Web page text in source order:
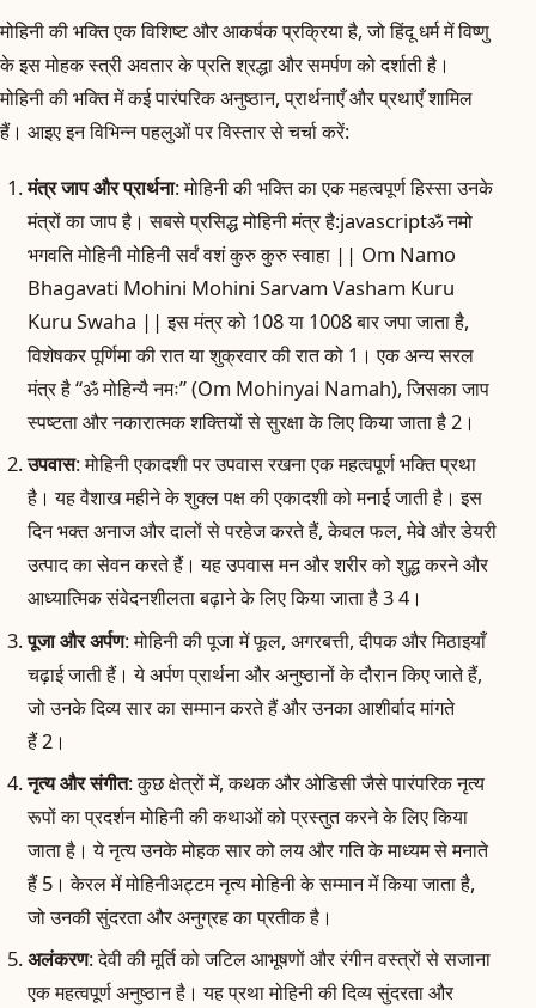
मोहिनी की भक्ति एक विशिष्ट और आकर्षक प्रक्रिया है, जो हिंदू धर्म में विष्णु
के इस मोहक स्त्री अवतार के प्रति श्रद्धा और समर्पण को दर्शाती है।
मोहिनी की भक्ति में कई पारंपरिक अनुष्ठान, प्रार्थनाएँ और प्रथाएँ शामिल
हैं। आइए इन विभिन्न पहलुओं पर विस्तार से चर्चा करें:
मंत्र जाप और प्रार्थना: मोहिनी की भक्ति का एक महत्वपूर्ण हिस्सा उनके
मंत्रों का जाप है। सबसे प्रसिद्ध मोहिनी मंत्र है:javascriptॐ नमो
भगवति मोहिनी मोहिनी सर्वं वशं कुरु कुरु स्वाहा || Om Namo
Bhagavati Mohini Mohini Sarvam Vasham Kuru
Kuru Swaha ||इस मंत्र को 108 या 1008 बार जपा जाता है,
विशेषकर पूर्णिमा की रात या शुक्रवार की रात को 1। एक अन्य सरल
मंत्र है “ॐ मोहिन्यै नमः” (Om Mohinyai Namah), जिसका जाप
स्पष्टता और नकारात्मक शक्तियों से सुरक्षा के लिए किया जाता है 2।
उपवास: मोहिनी एकादशी पर उपवास रखना एक महत्वपूर्ण भक्ति प्रथा
है। यह वैशाख महीने के शुक्ल पक्ष की एकादशी को मनाई जाती है। इस
दिन भक्त अनाज और दालों से परहेज करते हैं, केवल फल, मेवे और डेयरी
उत्पाद का सेवन करते हैं। यह उपवास मन और शरीर को शुद्ध करने और
आध्यात्मिक संवेदनशीलता बढ़ाने के लिए किया जाता है 3 4।
पूजा और अर्पण: मोहिनी की पूजा में फूल, अगरबत्ती, दीपक और मिठाइयाँ
चढ़ाई जाती हैं। ये अर्पण प्रार्थना और अनुष्ठानों के दौरान किए जाते हैं,
जो उनके दिव्य सार का सम्मान करते हैं और उनका आशीर्वाद मांगते
हैं 2।
नृत्य और संगीत: कुछ क्षेत्रों में, कथक और ओडिसी जैसे पारंपरिक नृत्य
रूपों का प्रदर्शन मोहिनी की कथाओं को प्रस्तुत करने के लिए किया
जाता है। ये नृत्य उनके मोहक सार को लय और गति के माध्यम से मनाते
हैं 5। केरल में मोहिनीअट्टम नृत्य मोहिनी के सम्मान में किया जाता है,
जो उनकी सुंदरता और अनुग्रह का प्रतीक है।
अलंकरण: देवी की मूर्ति को जटिल आभूषणों और रंगीन वस्त्रों से सजाना
एक महत्वपूर्ण अनुष्ठान है। यह प्रथा मोहिनी की दिव्य सुंदरता और